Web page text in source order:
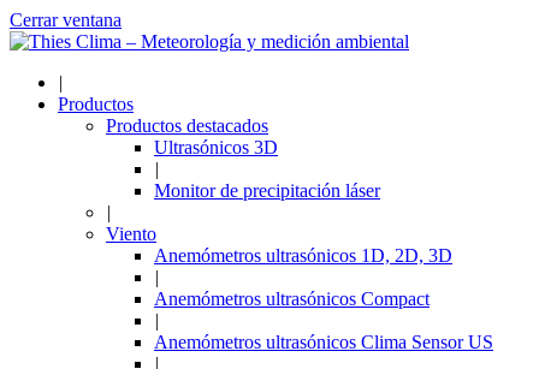
Cerrar ventana
|
Productos
Productos destacados
Ultrasónicos 3D
|
Monitor de precipitación láser
|
Viento
Anemómetros ultrasónicos 1D, 2D, 3D
|
Anemómetros ultrasónicos Compact
|
Anemómetros ultrasónicos Clima Sensor US
|